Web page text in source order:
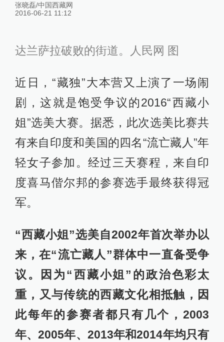
张晓磊/中国西藏网
2016-06-21 11:12
达兰萨拉破败的街道。人民网 图
近日，“藏独”大本营又上演了一场闹
剧，这就是饱受争议的2016“西藏小
姐”选美大赛。据悉，此次选美比赛共
有来自印度和美国的四名“流亡藏人”年
轻女子参加。经过三天赛程，来自印
度喜马偕尔邦的参赛选手最终获得冠
军。
“西藏小姐”选美自2002年首次举办以
来，在“流亡藏人”群体中一直备受争
议。因为“西藏小姐”的政治色彩太
重，又与传统的西藏文化相抵触，因
此每年的参赛者都只有几个，2003
年、2005年、2013年和2014年均只有